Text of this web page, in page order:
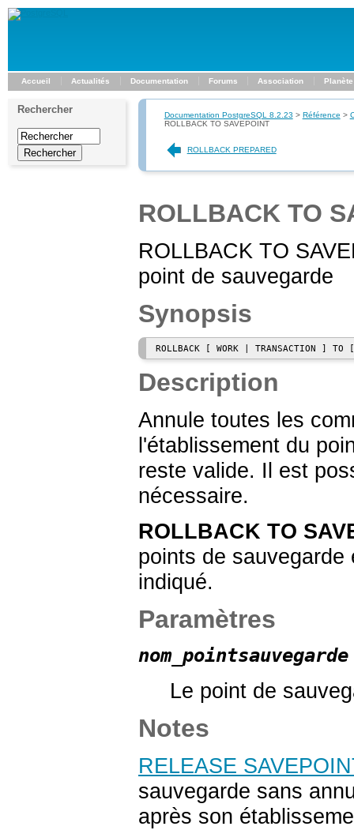
Accueil Actualités Documentation Forums Association Planète
Rechercher Documentation PostgreSQL 8.2.23 > Référence >
ROLLBACK TO SAVEPOINT
ROLLBACK PREPARED
ROLLBACK TO
ROLLBACK TO
point de sauvegarde
Synopsis
ROLLBACK [ WORK | TRANSACTION ]
Description
Annule toutes les
l'établissement du
reste valide. Il est
nécessaire.
ROLLBACK TO
points de
indiqué.
Paramètres
nom_pointsauvegarde
Le point de
Notes
RELEASE
sauvegarde sans
après son